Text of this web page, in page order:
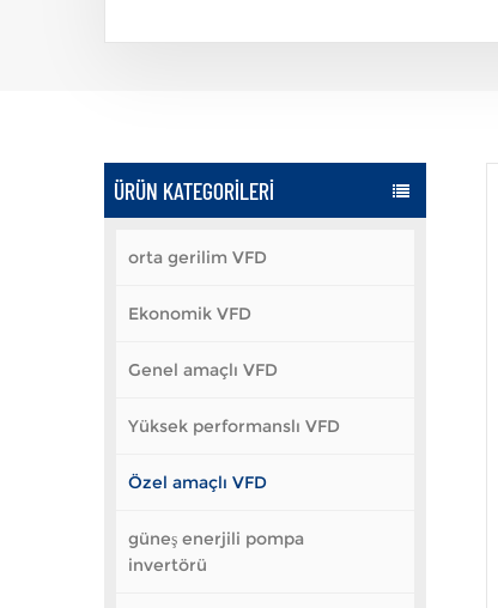
ÜRÜN KATEGORILERI
orta gerilim VFD
Ekonomik VFD
Genel amaçlı VFD
Yüksek performanslı VFD
Özel amaçlı VFD
güneş enerjili pompa
invertörü